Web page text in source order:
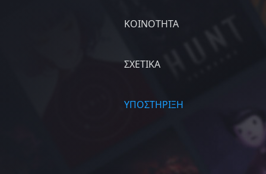
ΚΟΙΝΟΤΗΤΑ
ΣΧΕΤΙΚΆ
ΥΠΟΣΤΗΡΙΞΗ